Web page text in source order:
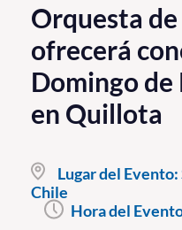
PUCV Internacional
Vinculación con el
Admisión
Pregrado
Postgrado
Orquesta
ofrecerá
Domingo de
en Quillota
Lugar del Evento:
Chile
Hora del